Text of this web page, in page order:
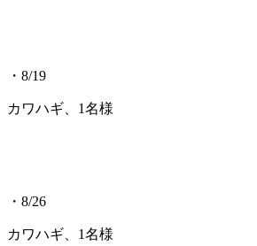
・8/19
カワハギ、1名様
・8/26
カワハギ、1名様